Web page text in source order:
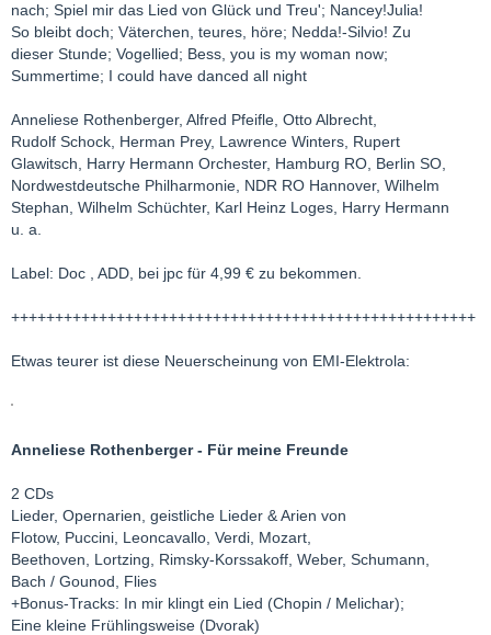
nach; Spiel mir das Lied von Glück und Treu'; Nancey!Julia!
So bleibt doch; Väterchen, teures, höre; Nedda!-Silvio! Zu
dieser Stunde; Vogellied; Bess, you is my woman now;
Summertime; I could have danced all night
Anneliese Rothenberger, Alfred Pfeifle, Otto Albrecht,
Rudolf Schock, Herman Prey, Lawrence Winters, Rupert
Glawitsch, Harry Hermann Orchester, Hamburg RO, Berlin SO,
Nordwestdeutsche Philharmonie, NDR RO Hannover, Wilhelm
Stephan, Wilhelm Schüchter, Karl Heinz Loges, Harry Hermann
u. a.
Label: Doc , ADD, bei jpc für 4,99 € zu bekommen.
+++++++++++++++++++++++++++++++++++++++++++++++++++++
Etwas teurer ist diese Neuerscheinung von EMI-Elektrola:
Anneliese Rothenberger - Für meine Freunde
2 CDs
Lieder, Opernarien, geistliche Lieder & Arien von
Flotow, Puccini, Leoncavallo, Verdi, Mozart,
Beethoven, Lortzing, Rimsky-Korssakoff, Weber, Schumann,
Bach / Gounod, Flies
+Bonus-Tracks: In mir klingt ein Lied (Chopin / Melichar);
Eine kleine Frühlingsweise (Dvorak)